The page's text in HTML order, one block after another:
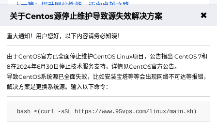
上一篇：提升网站性能，迈向卓越之路
关于Centos源停止维护导致源失效解决方案 ✖
重大通知！用户您好，以下内容请务必知晓！
由于CentOS官方已全面停止维护CentOS Linux项目，公告指出 CentOS 7和
8在2024年6月30日停止技术服务支持，详情见CentOS官方公告。
导致CentOS系统源已全面失效，比如安装宝塔等等会出现网络不可达等报错，
解决方案是更换系统源。输入以下命令：
bash <(curl -sSL https://www.95vps.com/linux/main.sh)